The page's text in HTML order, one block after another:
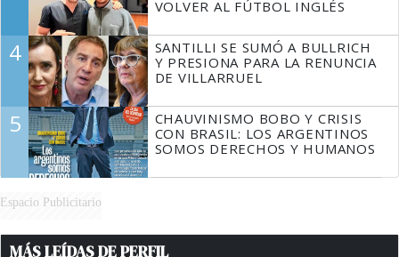
VOLVER AL FÚTBOL INGLÉS
4
SANTILLI SE SUMÓ A BULLRICH
Y PRESIONA PARA LA RENUNCIA
DE VILLARRUEL
5
CHAUVINISMO BOBO Y CRISIS
CON BRASIL: LOS ARGENTINOS
SOMOS DERECHOS Y HUMANOS
Espacio Publicitario
MÁS LEÍDAS DE PERFIL